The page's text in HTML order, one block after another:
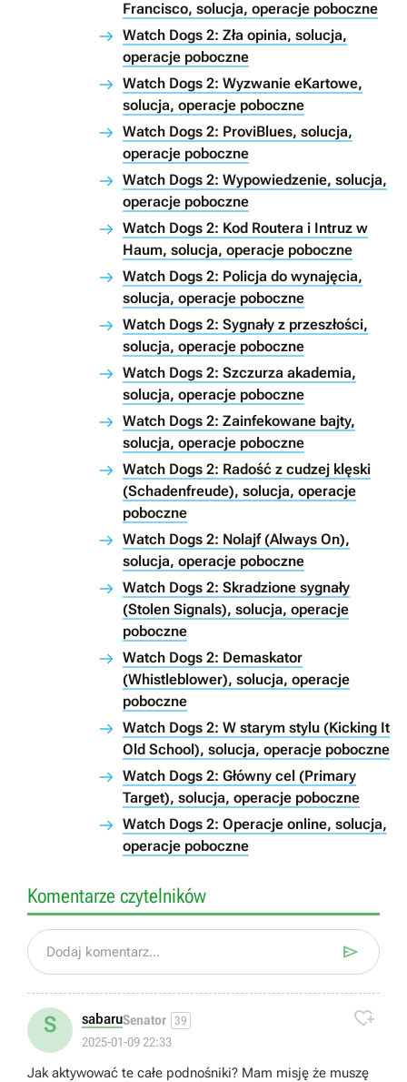
Francisco, solucja, operacje poboczne
Watch Dogs 2: Zła opinia, solucja,
operacje poboczne
Watch Dogs 2: Wyzwanie eKartowe,
solucja, operacje poboczne
Watch Dogs 2: ProviBlues, solucja,
operacje poboczne
Watch Dogs 2: Wypowiedzenie, solucja,
operacje poboczne
Watch Dogs 2: Kod Routera i Intruz w
Haum, solucja, operacje poboczne
Watch Dogs 2: Policja do wynajęcia,
solucja, operacje poboczne
Watch Dogs 2: Sygnały z przeszłości,
solucja, operacje poboczne
Watch Dogs 2: Szczurza akademia,
solucja, operacje poboczne
Watch Dogs 2: Zainfekowane bajty,
solucja, operacje poboczne
Watch Dogs 2: Radość z cudzej klęski
(Schadenfreude), solucja, operacje
poboczne
Watch Dogs 2: Nolajf (Always On),
solucja, operacje poboczne
Watch Dogs 2: Skradzione sygnały
(Stolen Signals), solucja, operacje
poboczne
Watch Dogs 2: Demaskator
(Whistleblower), solucja, operacje
poboczne
Watch Dogs 2: W starym stylu (Kicking It
Old School), solucja, operacje poboczne
Watch Dogs 2: Główny cel (Primary
Target), solucja, operacje poboczne
Watch Dogs 2: Operacje online, solucja,
operacje poboczne
Komentarze czytelników
Dodaj komentarz... 
S sabaruSenator 39
2025-01-09 22:33

Jak aktywować te całe podnośniki? Mam misję że muszę